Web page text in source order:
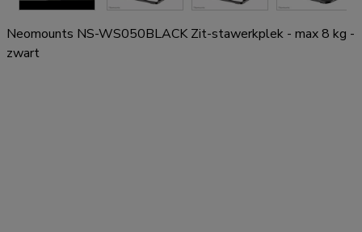
Neomounts NS-WS050BLACK Zit-stawerkplek - max 8 kg -
zwart